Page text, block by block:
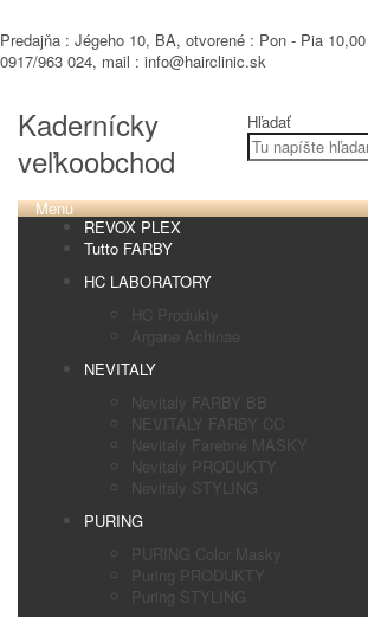
Predajňa : Jégeho 10, BA, otvorené : Pon - Pia
0917/963 024, mail : info@hairclinic.sk
Kadernícky
veľkoobchod
Hľadať
Menu
REVOX PLEX
Tutto FARBY
HC LABORATORY
HC Produkty
Argane Achinae
NEVITALY
Nevitaly FARBY BB
NEVITALY FARBY CC
Nevitaly Farebné MASKY
Nevitaly PRODUKTY
Nevitaly STYLING
PURING
PURING Color Masky
Puring PRODUKTY
Puring STYLING